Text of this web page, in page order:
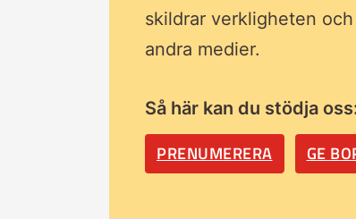
skildrar verkligheten
andra medier.
Så här kan du stödja
PRENUMERERA GE